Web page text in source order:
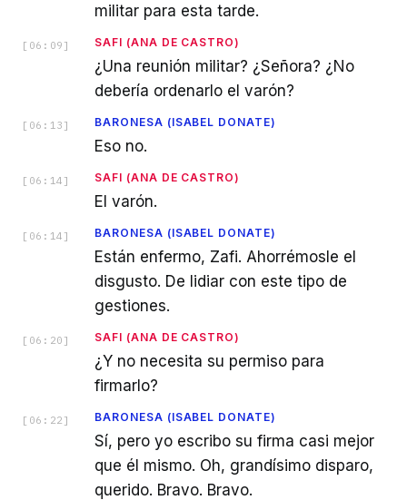
militar para esta tarde.
[ 06:09 ] SAFI (ANA DE CASTRO)
¿Una reunión militar? ¿Señora? ¿No
debería ordenarlo el varón?
[ 06:13 ] BARONESA (ISABEL DONATE)
Eso no.
[ 06:14 ] SAFI (ANA DE CASTRO)
El varón.
[ 06:14 ] BARONESA (ISABEL DONATE)
Están enfermo, Zafi. Ahorrémosle el
disgusto. De lidiar con este tipo de
gestiones.
[ 06:20 ] SAFI (ANA DE CASTRO)
¿Y no necesita su permiso para
firmarlo?
[ 06:22 ] BARONESA (ISABEL DONATE)
Sí, pero yo escribo su firma casi mejor
que él mismo. Oh, grandísimo disparo,
querido. Bravo. Bravo.